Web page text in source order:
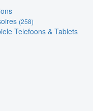
(258)
Telefoons & Tablets